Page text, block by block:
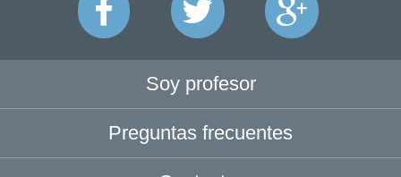
Soy profesor
Preguntas frecuentes